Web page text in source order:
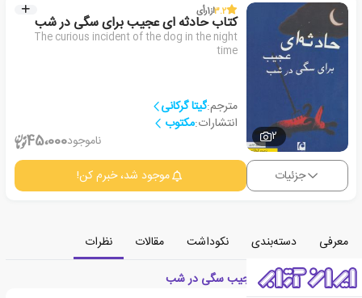
2
3.2از1رأی
کتاب حادثه ای عجیب برای سگی در شب
The curious incident of the dog in the night
time
مترجم:گیتا گرکانی
انتشارات:مکتوب
ناموجود45،000
جزئیات موجود شد، خبرم کن!
معرفی دسته‌بندی نکوداشت مقالات
نظرات
معرفی کتاب ماجرای عجیب سگی در شب